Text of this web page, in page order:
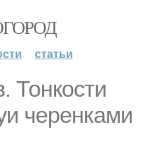
статьи
Тонкости
черенками